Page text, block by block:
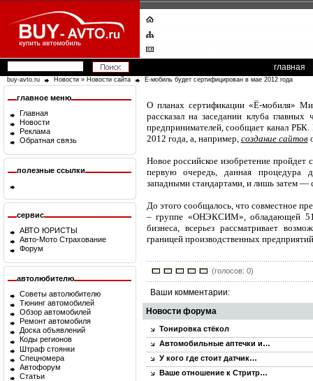
главная
buy-avto.ru Новости » Новости сайта Ё-мобиль будет сертифицирован в мае 2012 года
главное меню
Главная
Новости
Реклама
Обратная связь
полезные ссылки
сервис
АВТО ЮРИСТЫ
Авто-Мото Страхование
Форум
автолюбителю
Советы автолюбителю
Тюнинг автомобилей
Обзор автомобилей
Ремонт автомобиля
Доска объявлений
Коды регионов
Штраф стоянки
Спецномера
Автофорум
Статьи
О планах сертификации «Ё-мобиля»
рассказал на заседании клуба
предпринимателей, сообщает канал
2012 года, а, например, создание сайтов
Новое российское изобретение
первую очередь, данная процедура
западными стандартами, и лишь затем —
До этого сообщалось, что совместное
– группе «ОНЭКСИМ», обладающей
бизнеса, всерьез рассматривает
границей производственных
(голосов: 0)
Ваши комментарии:
Новости форума
Тонировка стёкол
Автомобильные аптечки и…
У кого где стоит датчик…
Ваше отношение к Стритр…